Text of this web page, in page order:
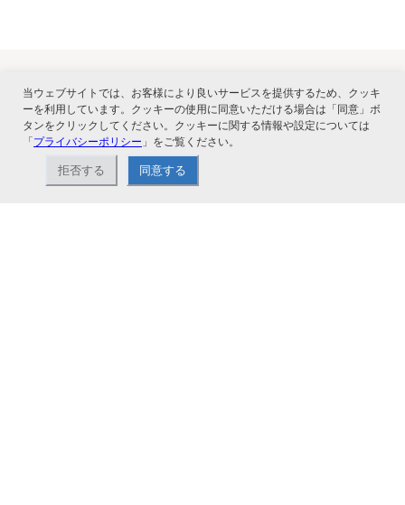
関連サービス
当ウェブサイトでは、お客様により良いサービスを提供するため、クッキ
ーを利用しています。クッキーの使用に同意いただける場合は「同意」ボ
タンをクリックしてください。クッキーに関する情報や設定については
「プライバシーポリシー 」をご覧ください。
拒否する 同意する